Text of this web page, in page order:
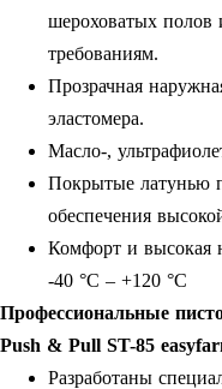
шероховатых полов
требованиям.
Прозрачная
эластомера.
Масло-,
Покрытые латунью
обеспечения
Комфорт и высокая
-40 °C – +120 °C
Профессиональные
Push & Pull ST-85
Разработаны